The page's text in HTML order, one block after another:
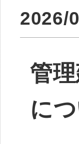
2026/
管
に